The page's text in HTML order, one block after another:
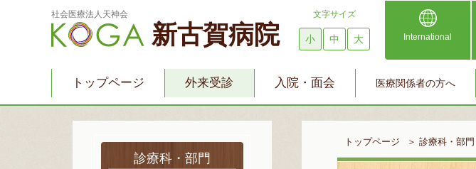
社会医療法人天神会
新古賀病院
文字サイズ
小 中 大 International
トップページ 外来受診 入院・面会 医療関係者の方へ
診療科・部門
トップページ ＞ 診療科・部